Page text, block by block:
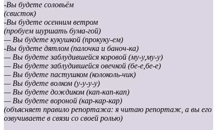
-Вы будете соловьём
(свисток)
-Вы будете осенним ветром
(пробуем шуршать бума-гой)
— Вы будете кукушкой (прокуку-ем)
-Вы будете дятлом (палочка и баноч-ка)
— Вы будете заблудившейся коровой (му-у,му-у)
— Вы будете заблудившейся овечкой (бе-е,бе-е)
— Вы будете пастушком (колоколь-чик)
— Вы будете волком (у-у-у-у)
— Вы будете дождиком (кап-кап-кап)
— Вы будете вороной (кар-кар-кар)
(объясняет правило репортажа: я читаю репортаж, а вы его
озвучиваете в связи со своей ролью)